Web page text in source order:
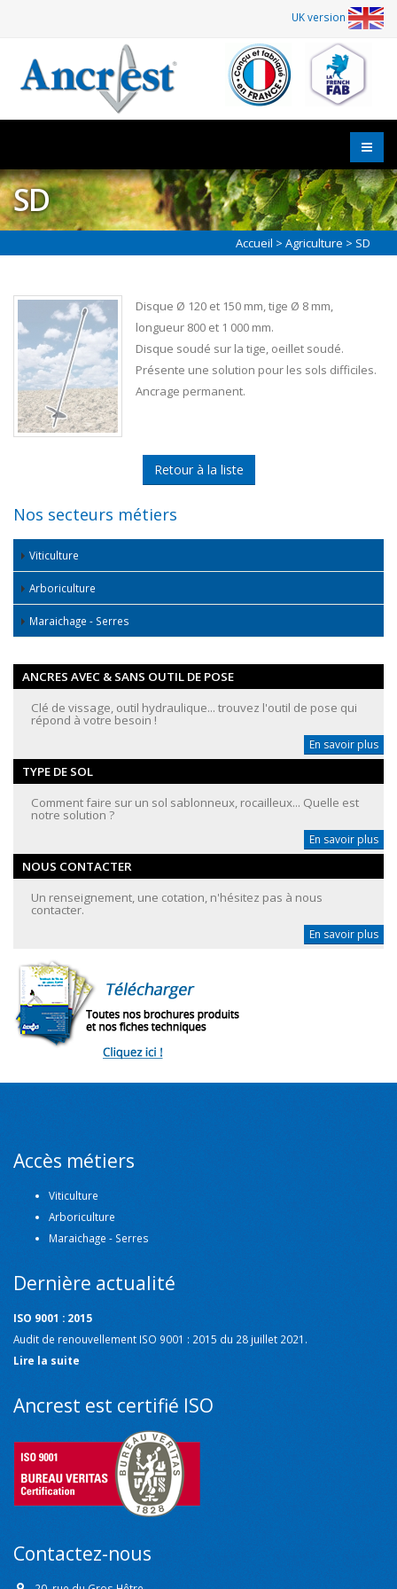
UK version
SD
Accueil > Agriculture > SD
Disque Ø 120 et 150 mm, tige Ø 8 mm,
longueur 800 et 1 000 mm.
Disque soudé sur la tige, oeillet soudé.
Présente une solution pour les sols difficiles.
Ancrage permanent.
Retour à la liste
Nos secteurs métiers
Viticulture
Arboriculture
Maraichage - Serres
ANCRES AVEC & SANS OUTIL DE POSE
Clé de vissage, outil hydraulique... trouvez l'outil de pose qui
répond à votre besoin !
En savoir plus
TYPE DE SOL
Comment faire sur un sol sablonneux, rocailleux... Quelle est
notre solution ?
En savoir plus
NOUS CONTACTER
Un renseignement, une cotation, n'hésitez pas à nous
contacter.
En savoir plus
Accès métiers
Viticulture
Arboriculture
Maraichage - Serres
Dernière actualité
ISO 9001 : 2015
Audit de renouvellement ISO 9001 : 2015 du 28 juillet 2021.
Lire la suite
Ancrest est certifié ISO
Contactez-nous